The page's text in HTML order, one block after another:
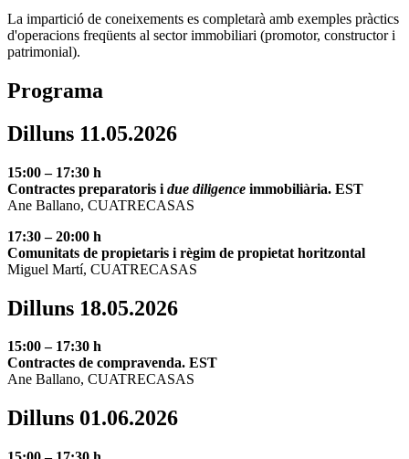
La impartició de coneixements es completarà amb exemples pràctics
d'operacions freqüents al sector immobiliari (promotor, constructor i
patrimonial).
Programa
Dilluns 11.05.2026
15:00 – 17:30 h
Contractes preparatoris i due diligence immobiliària. EST
Ane Ballano, CUATRECASAS
17:30 – 20:00 h
Comunitats de propietaris i règim de propietat horitzontal
Miguel Martí, CUATRECASAS
Dilluns 18.05.2026
15:00 – 17:30 h
Contractes de compravenda. EST
Ane Ballano, CUATRECASAS
Dilluns 01.06.2026